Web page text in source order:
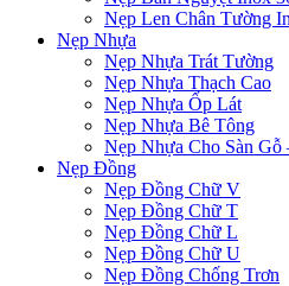
Nẹp Len Chân Tường
Nẹp Nhựa
Nẹp Nhựa Trát Tường
Nẹp Nhựa Thạch Cao
Nẹp Nhựa Ốp Lát
Nẹp Nhựa Bê Tông
Nẹp Nhựa Cho Sàn Gỗ
Nẹp Đồng
Nẹp Đồng Chữ V
Nẹp Đồng Chữ T
Nẹp Đồng Chữ L
Nẹp Đồng Chữ U
Nẹp Đồng Chống Trơn